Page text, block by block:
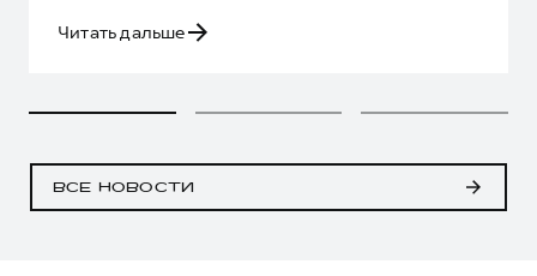
Читать дальше
ВСЕ НОВОСТИ